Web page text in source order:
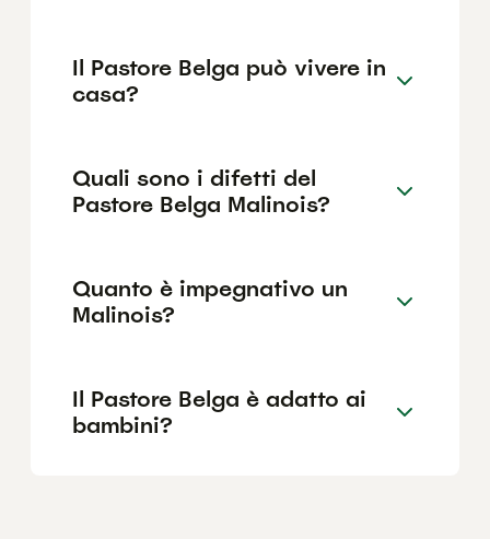
Il Pastore Belga può vivere in
casa?
Quali sono i difetti del
Pastore Belga Malinois?
Quanto è impegnativo un
Malinois?
Il Pastore Belga è adatto ai
bambini?